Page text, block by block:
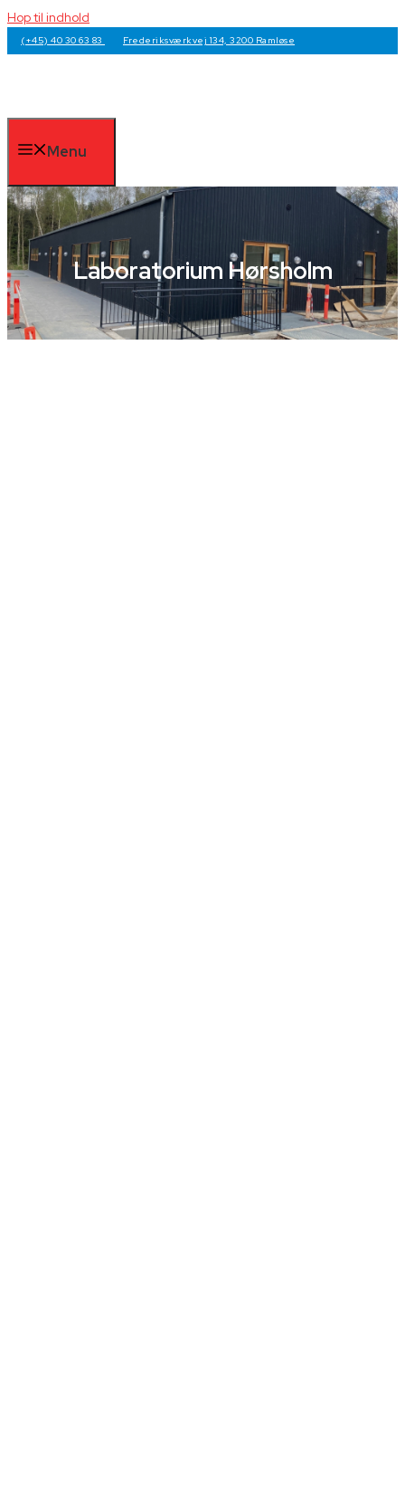
Hop til indhold
(+45) 40 30 63 83 Frederiksværkvej 134, 3200 Ramløse
Menu
Laboratorium Hørsholm